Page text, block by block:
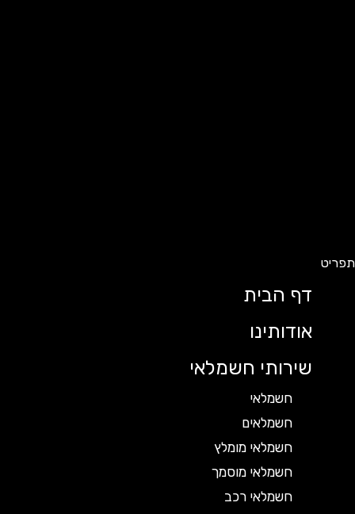
דף הבית
אודותינו
שירותי חשמלאי
חשמלאי
חשמלאים
חשמלאי מומלץ
חשמלאי מוסמך
חשמלאי רכב